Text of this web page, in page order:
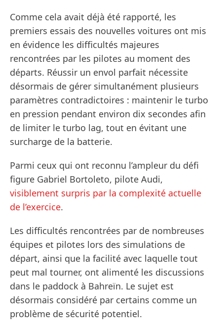
Comme cela avait déjà été rapporté, les
premiers essais des nouvelles voitures ont mis
en évidence les difficultés majeures
rencontrées par les pilotes au moment des
départs. Réussir un envol parfait nécessite
désormais de gérer simultanément plusieurs
paramètres contradictoires : maintenir le turbo
en pression pendant environ dix secondes afin
de limiter le turbo lag, tout en évitant une
surcharge de la batterie.
Parmi ceux qui ont reconnu l’ampleur du défi
figure Gabriel Bortoleto, pilote Audi,
visiblement surpris par la complexité actuelle
de l’exercice.
Les difficultés rencontrées par de nombreuses
équipes et pilotes lors des simulations de
départ, ainsi que la facilité avec laquelle tout
peut mal tourner, ont alimenté les discussions
dans le paddock à Bahreïn. Le sujet est
désormais considéré par certains comme un
problème de sécurité potentiel.